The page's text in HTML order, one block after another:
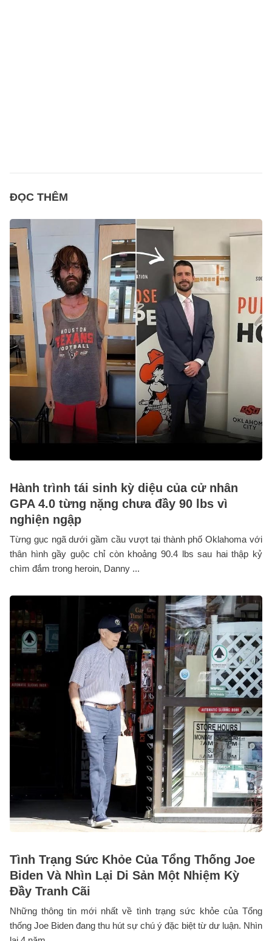
ĐỌC THÊM
Hành trình tái sinh kỳ diệu của cử nhân
GPA 4.0 từng nặng chưa đầy 90 lbs vì
nghiện ngập
Từng gục ngã dưới gầm cầu vượt tại thành phố Oklahoma với
thân hình gầy guộc chỉ còn khoảng 90.4 lbs sau hai thập kỷ
chìm đắm trong heroin, Danny ...
Tình Trạng Sức Khỏe Của Tổng Thống Joe
Biden Và Nhìn Lại Di Sản Một Nhiệm Kỳ
Đầy Tranh Cãi
Những thông tin mới nhất về tình trạng sức khỏe của Tổng
thống Joe Biden đang thu hút sự chú ý đặc biệt từ dư luận. Nhìn